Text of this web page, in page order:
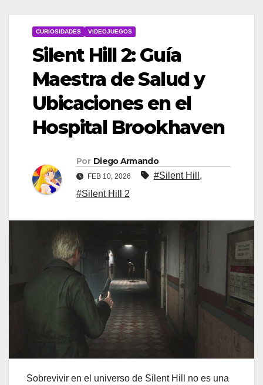
CURIOSIDADES VIDEOJUEGOS
Silent Hill 2: Guía
Maestra de Salud y
Ubicaciones en el
Hospital Brookhaven
Por Diego Armando
FEB 10, 2026 #Silent Hill ,
#Silent Hill 2
Sobrevivir en el universo de Silent Hill no es una